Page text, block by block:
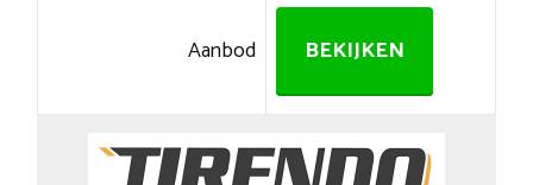
Aanbod BEKIJKEN